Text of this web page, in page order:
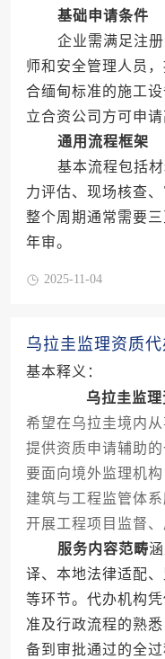
基础申请条件
企业需满足注册
师和安全管理人员
合缅甸标准的施工
立合资公司方可申请
通用流程框架
基本流程包括材
力评估、现场核查
整个周期通常需要
年审。
2025-11-04
乌拉圭监理资质代
基本释义：
乌拉圭监
希望在乌拉圭境内
提供资质申请辅助
要面向境外监理机
建筑与工程监管体
开展工程项目监督
服务内容范畴
译、本地法律适配
等环节。代办机构
准及行政流程的熟
备到审批通过的全过